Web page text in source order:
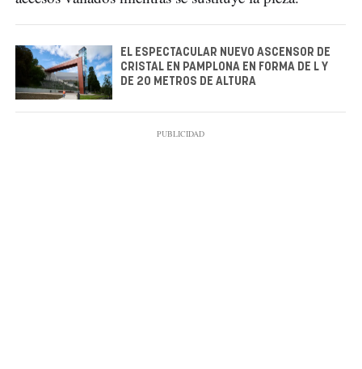
EL ESPECTACULAR NUEVO ASCENSOR DE
CRISTAL EN PAMPLONA EN FORMA DE L Y
DE 20 METROS DE ALTURA